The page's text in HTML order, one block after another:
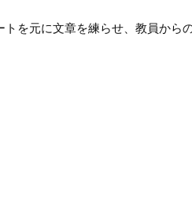
を元に文章を練らせ、教員から